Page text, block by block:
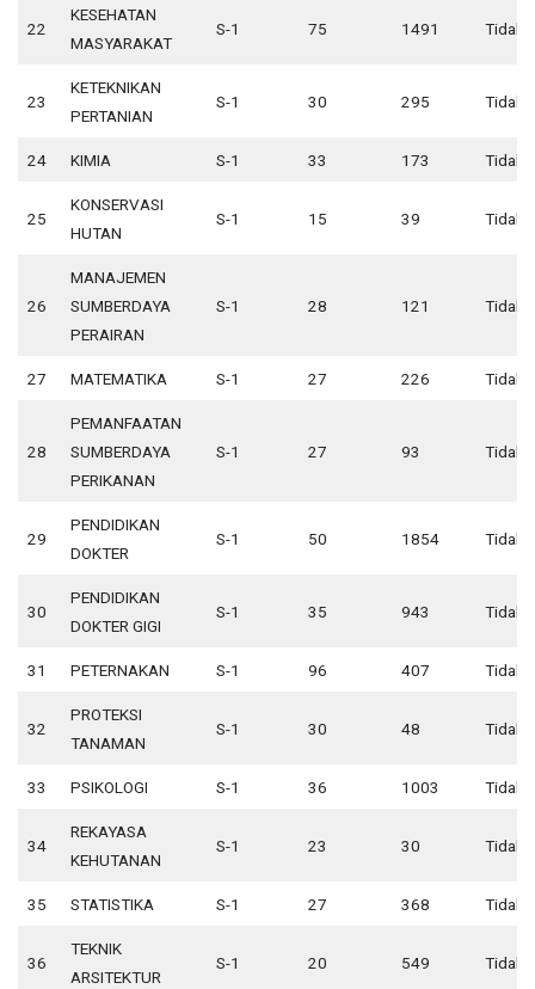
22
KESEHATAN
MASYARAKAT
S-1 75 1491 Tidak
23
KETEKNIKAN
PERTANIAN
S-1 30 295 Tidak
24 KIMIA S-1 33 173 Tidak
25
KONSERVASI
HUTAN
S-1 15 39 Tidak
26
MANAJEMEN
SUMBERDAYA
PERAIRAN
S-1 28 121 Tidak
27 MATEMATIKA S-1 27 226 Tidak
28
PEMANFAATAN
SUMBERDAYA
PERIKANAN
S-1 27 93 Tidak
29
PENDIDIKAN
DOKTER
S-1 50 1854 Tidak
30
PENDIDIKAN
DOKTER GIGI
S-1 35 943 Tidak
31 PETERNAKAN S-1 96 407 Tidak
32
PROTEKSI
TANAMAN
S-1 30 48 Tidak
33 PSIKOLOGI S-1 36 1003 Tidak
34
REKAYASA
KEHUTANAN
S-1 23 30 Tidak
35 STATISTIKA S-1 27 368 Tidak
36
TEKNIK
ARSITEKTUR
S-1 20 549 Tidak